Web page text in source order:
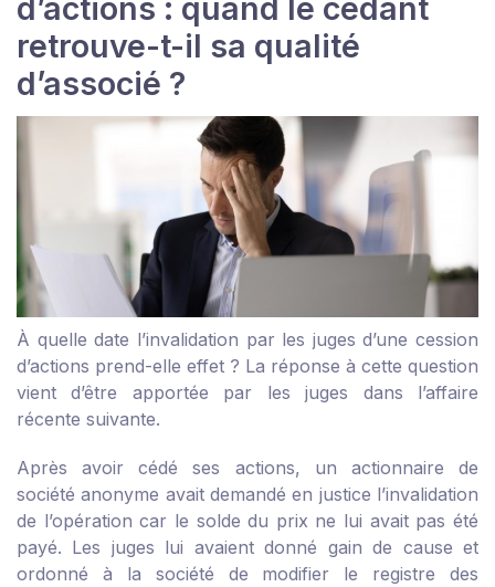
d’actions : quand le cédant
retrouve-t-il sa qualité
d’associé ?
À quelle date l’invalidation par les juges d’une cession
d’actions prend-elle effet ? La réponse à cette question
vient d’être apportée par les juges dans l’affaire
récente suivante.
Après avoir cédé ses actions, un actionnaire de
société anonyme avait demandé en justice l’invalidation
de l’opération car le solde du prix ne lui avait pas été
payé. Les juges lui avaient donné gain de cause et
ordonné à la société de modifier le registre des